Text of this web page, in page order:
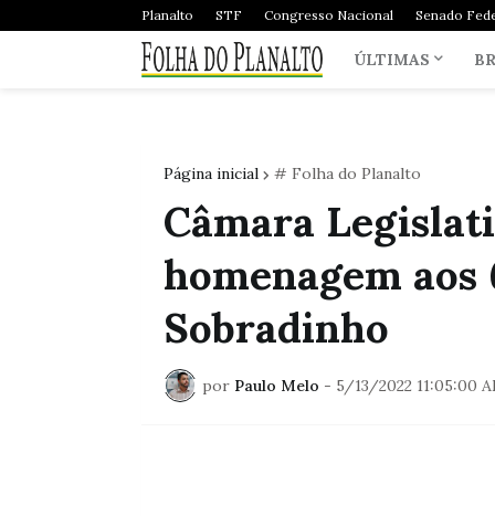
Planalto STF Congresso Nacional Senado
ÚLTIMAS
Página inicial # Folha do Planalto
Câmara
homenagem aos
Sobradinho
por Paulo Melo - 5/13/2022 11:05:00